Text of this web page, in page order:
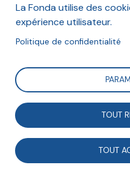
Septembre 2024 (2)
Mai 2024 (2)
Avril 2024 (3)
Mars 2024 (1)
Février 2024 (1)
La Fonda utilise des
expérience utilisateur.
Politique de confidentialité
TOUT
TOUT